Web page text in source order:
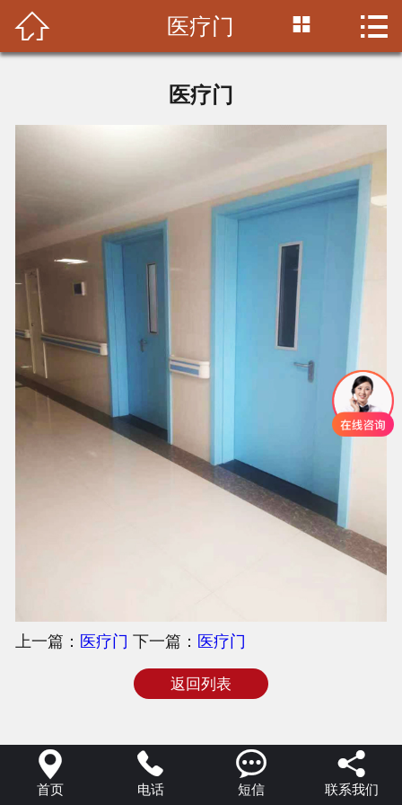
 首页
施工案例
视频中心
新闻中心
联系我们
 医疗门  
医疗门
上一篇： 医疗门 下一篇： 医疗门
返回列表

首页

电话

短信

联系我们